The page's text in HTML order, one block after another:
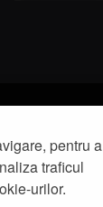
pentru a
traficul
urilor.